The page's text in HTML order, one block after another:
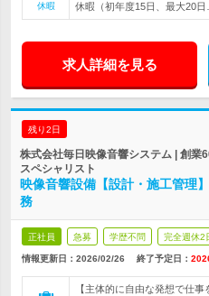
休暇
休暇（初年度15日、最大20日
求人詳細を見る
残り2日
株式会社毎日映像音響システム | 創
スペシャリスト
映像音響設備【設計・施工管理
務
正社員 急募 学歴不問 完全週休2
情報更新日：2026/02/26 終了予定日：
【主体的に自由な発想で仕